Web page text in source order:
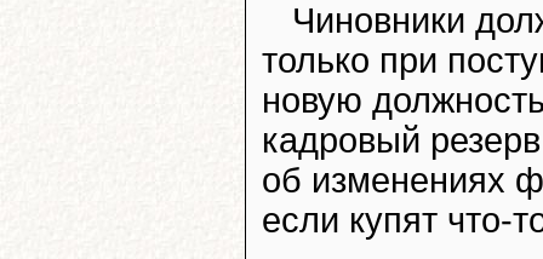
Чиновники
только при
новую
кадровый
об изменениях
если купят что-